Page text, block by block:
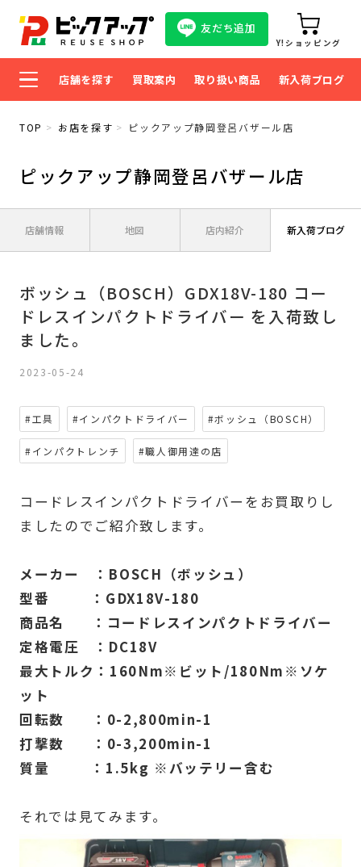
友だち追加
Y!ショッピング
店舗を探す 買取案内 取り扱い商品 新入荷ブログ
TOP お店を探す ピックアップ静岡登呂バザール店
ピックアップ静岡登呂バザール店
店舗情報 地図 店内紹介 新入荷ブログ
ボッシュ（BOSCH）GDX18V-180 コー
ドレスインパクトドライバー を入荷致し
ました。
2023-05-24
#工具 #インパクトドライバー #ボッシュ（BOSCH）
#インパクトレンチ #職人御用達の店
コードレスインパクトドライバーをお買取りし
ましたのでご紹介致します。
メーカー ：BOSCH（ボッシュ）
型番 ：GDX18V-180
商品名 ：コードレスインパクトドライバー
定格電圧 ：DC18V
最大トルク：160Nm※ビット/180Nm※ソケ
ット
回転数 ：0-2,800min-1
打撃数 ：0-3,200min-1
質量 ：1.5kg ※バッテリー含む
それでは見てみます。